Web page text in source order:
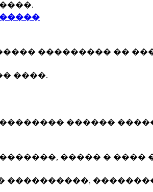
��������� ��
����.
������
����� � ����